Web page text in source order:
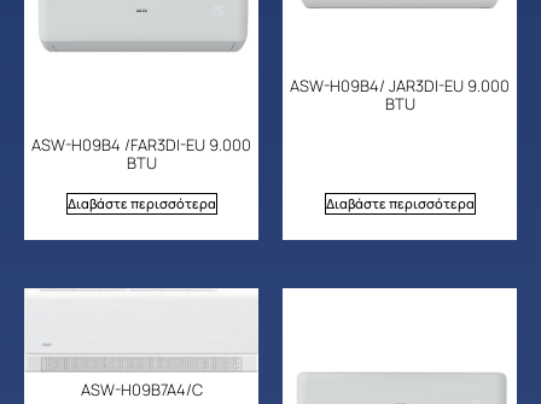
ASW-H09B4 /FAR3DI-EU 9.000
BTU
Διαβάστε περισσότερα
ASW-H09B4/ JAR3DI-EU 9.000
BTU
Διαβάστε περισσότερα
ASW-H09B7A4/C